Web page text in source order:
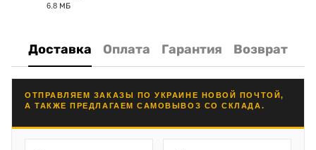
6.8 МБ
Доставка Оплата Гарантия Возврат
ОТПРАВЛЯЕМ ЗАКАЗЫ ПО УКРАИНЕ НОВОЙ ПОЧТОЙ,
А ТАКЖЕ ПРЕДЛАГАЕМ САМОВЫВОЗ СО СКЛАДА.